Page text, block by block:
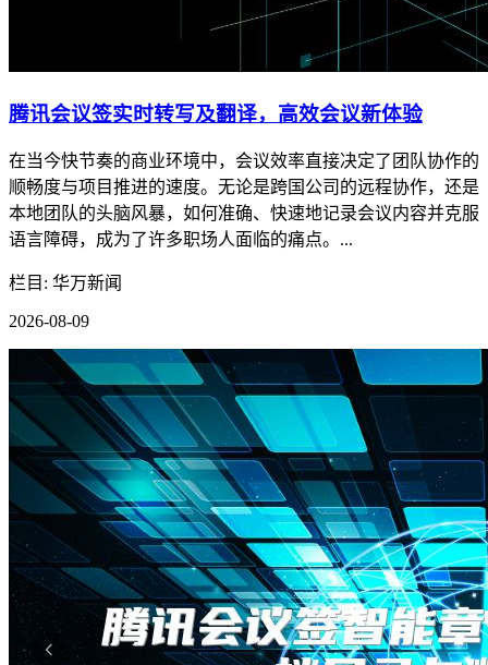
腾讯会议签实时转写及翻译，高效会议新体验
在当今快节奏的商业环境中，会议效率直接决定了团队协作的
顺畅度与项目推进的速度。无论是跨国公司的远程协作，还是
本地团队的头脑风暴，如何准确、快速地记录会议内容并克服
语言障碍，成为了许多职场人面临的痛点。...
栏目: 华万新闻
2026-08-09